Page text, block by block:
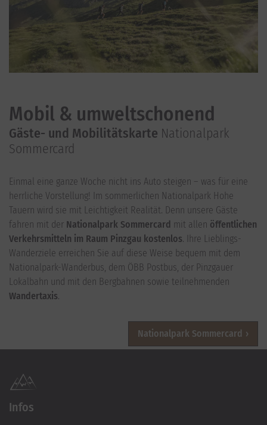
Mobil & umweltschonend
Gäste- und Mobilitätskarte Nationalpark
Sommercard
Einmal eine ganze Woche nicht ins Auto steigen – was für eine
herrliche Vorstellung! Im sommerlichen Nationalpark Hohe
Tauern wird sie mit Leichtigkeit Realität. Denn unsere Gäste
fahren mit der Nationalpark Sommercard mit allen öffentlichen
Verkehrsmitteln im Raum Pinzgau kostenlos. Ihre Lieblings-
Wanderziele erreichen Sie auf diese Weise bequem mit dem
Nationalpark-Wanderbus, dem ÖBB Postbus, der Pinzgauer
Lokalbahn und mit den Bergbahnen sowie teilnehmenden
Wandertaxis.
Nationalpark Sommercard
Infos